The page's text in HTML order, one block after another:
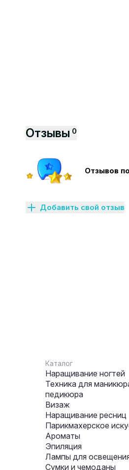
Отзывы 0
Отзывов
Добавить свой отзыв
Каталог
Наращивание ногтей
Техника для
педикюра
Визаж
Наращивание ресниц
Парикмахерское
Ароматы
Эпиляция
Лампы для
Сумки и чемоданы